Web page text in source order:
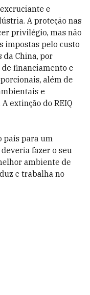
e
A proteção nas
privilégio, mas não
impostas pelo custo
da China, por
de financiamento e
além de
e
extinção do REIQ
país para um
fazer o seu
ambiente de
e trabalha no